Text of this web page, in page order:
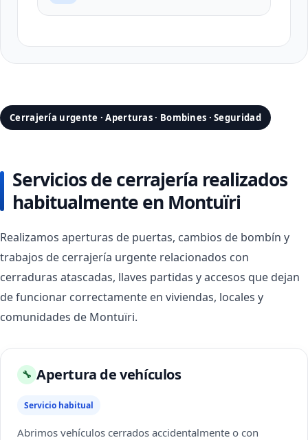
Cerrajería urgente · Aperturas · Bombines · Seguridad
Servicios de cerrajería realizados
habitualmente en Montuïri
Realizamos aperturas de puertas, cambios de bombín y
trabajos de cerrajería urgente relacionados con
cerraduras atascadas, llaves partidas y accesos que dejan
de funcionar correctamente en viviendas, locales y
comunidades de Montuïri.
🔧 Apertura de vehículos
Servicio habitual
Abrimos vehículos cerrados accidentalmente o con